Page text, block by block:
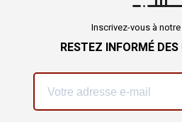
Inscrivez-vous à
RESTEZ INFORMÉ